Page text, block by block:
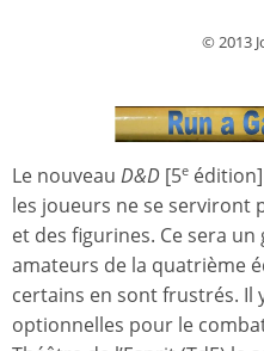
© 2013
Le nouveau D&D [5e
les joueurs ne se serviront
et des figurines. Ce sera
amateurs de la quatrième
certains en sont frustrés. Il
optionnelles pour le